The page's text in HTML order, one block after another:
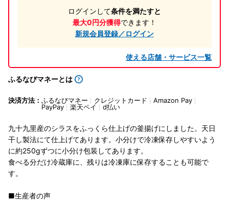
ログインして条件を満たすと
最大0円分獲得できます！
新規会員登録／ログイン
使える店舗・サービス一覧
ふるなびマネーとは
決済方法： ふるなびマネー クレジットカード
Amazon Pay
PayPay
楽天ペイ d払い
九十九里産のシラスをふっくら仕上げの釜揚げにしました。天日
干し製法にて仕上げてあります。小分けで冷凍保存しやすいよう
に約250gずつに小分け包装してあります。
食べる分だけ冷蔵庫に、残りは冷凍庫に保存することも可能で
す。
■生産者の声